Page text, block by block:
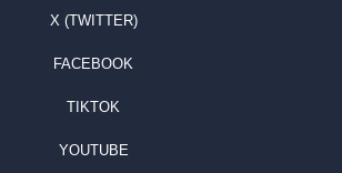
X (TWITTER)
FACEBOOK
TIKTOK
YOUTUBE